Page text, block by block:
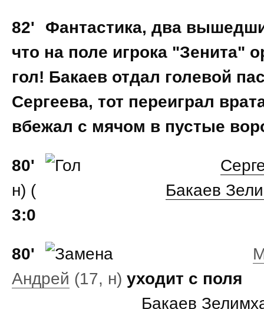
82'
Фантастика, два
что на поле игрока "Зенита"
гол! Бакаев отдал голевой
Сергеева, тот переиграл
вбежал с мячом в пустые
80'
н) (
Бакаев
3:0
80'
Андрей (17, н) уходит с поля
Бакаев